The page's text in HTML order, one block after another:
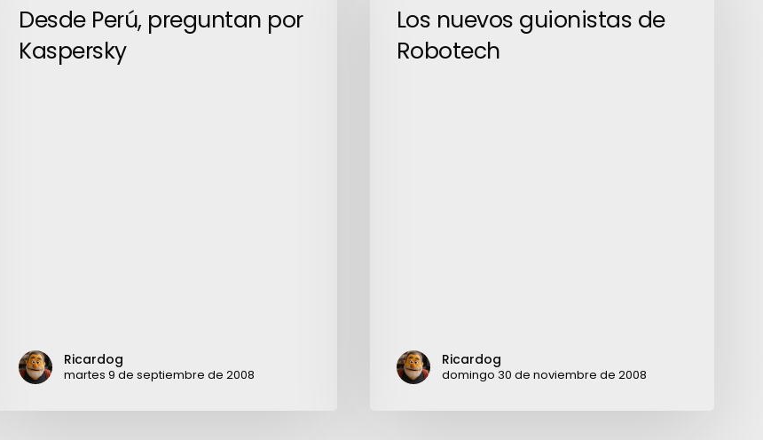
preguntan
Kaspersky
Desde Perú, preguntan por
Kaspersky
Ricardog
martes 9 de septiembre de 2008
guionistas
Robotech
Los nuevos guionistas de
Robotech
Ricardog
domingo 30 de noviembre de 2008